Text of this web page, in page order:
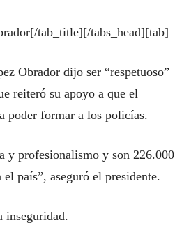
tab_title][/tabs_head][tab]
Obrador dijo ser “respetuoso”
reiteró su apoyo a que el
poder formar a los policías.
y profesionalismo y son 226.000
país”, aseguró el presidente.
inseguridad.